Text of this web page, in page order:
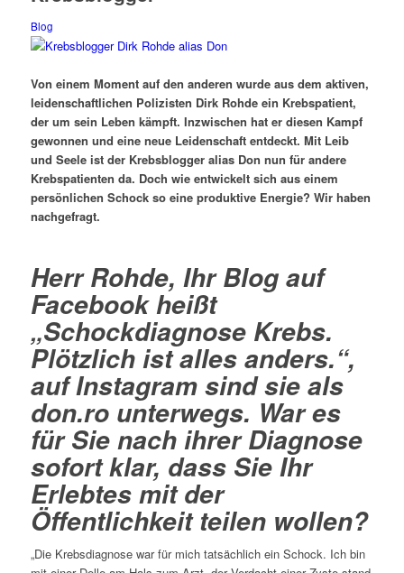
Blog
Von einem Moment auf den anderen wurde aus dem aktiven,
leidenschaftlichen Polizisten Dirk Rohde ein Krebspatient,
der um sein Leben kämpft. Inzwischen hat er diesen Kampf
gewonnen und eine neue Leidenschaft entdeckt. Mit Leib
und Seele ist der Krebsblogger alias Don nun für andere
Krebspatienten da. Doch wie entwickelt sich aus einem
persönlichen Schock so eine produktive Energie? Wir haben
nachgefragt.
Herr Rohde, Ihr Blog auf
Facebook heißt
„Schockdiagnose Krebs.
Plötzlich ist alles anders.“,
auf Instagram sind sie als
don.rounterwegs. War es
für Sie nach ihrer Diagnose
sofort klar, dass Sie Ihr
Erlebtes mit der
Öffentlichkeit teilen wollen?
„Die Krebsdiagnose war für mich tatsächlich ein Schock. Ich bin